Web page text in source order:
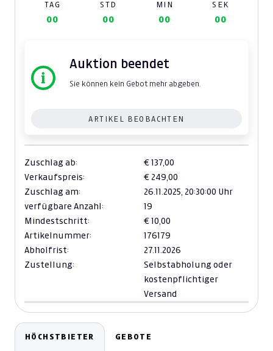
TAG STD MIN SEK
00 00 00 00
Auktion beendet
Sie können kein Gebot mehr abgeben.
ARTIKEL BEOBACHTEN
Zuschlag ab:
€ 137,00
Verkaufspreis:
€ 249,00
Zuschlag am:
26.11.2025, 20:30:00 Uhr
verfügbare Anzahl:
19
Mindestschritt:
€ 10,00
Artikelnummer:
176179
Abholfrist:
27.11.2026
Zustellung:
Selbstabholung oder
kostenpflichtiger
Versand
HÖCHSTBIETER GEBOTE